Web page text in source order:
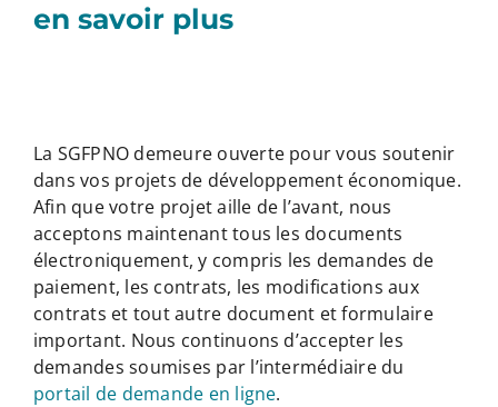
en savoir plus
La SGFPNO demeure ouverte pour vous soutenir
dans vos projets de développement économique.
Afin que votre projet aille de l’avant, nous
acceptons maintenant tous les documents
électroniquement, y compris les demandes de
paiement, les contrats, les modifications aux
contrats et tout autre document et formulaire
important. Nous continuons d’accepter les
demandes soumises par l’intermédiaire du
portail de demande en ligne.